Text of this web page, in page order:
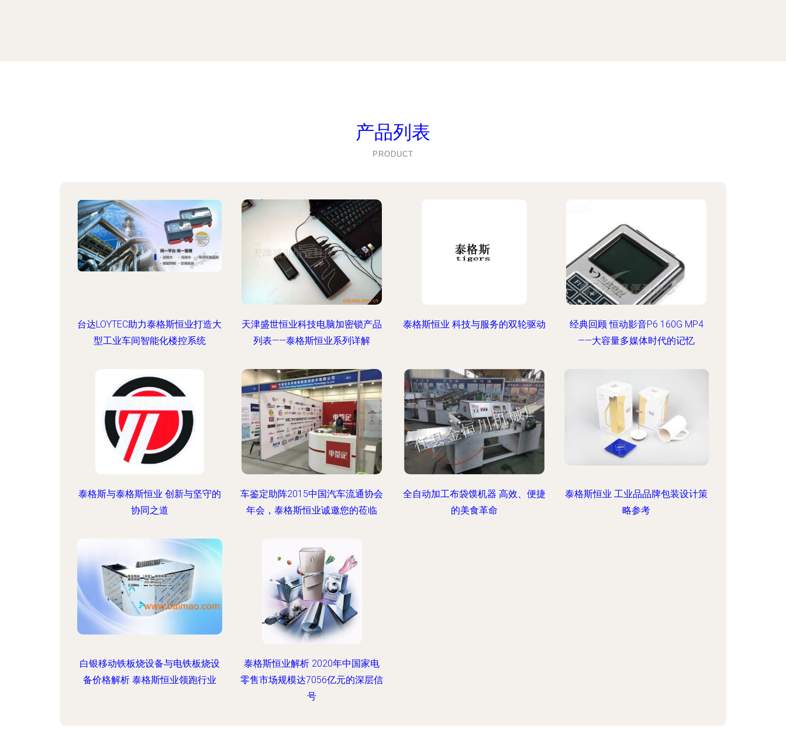
产品列表
PRODUCT
台达LOYTEC助力泰格斯恒业打造大
型工业车间智能化楼控系统
天津盛世恒业科技电脑加密锁产品
列表——泰格斯恒业系列详解
泰格斯恒业 科技与服务的双轮驱动
经典回顾 恒动影音P6 160G MP4
——大容量多媒体时代的记忆
泰格斯与泰格斯恒业 创新与坚守的
协同之道
车鉴定助阵2015中国汽车流通协会
年会，泰格斯恒业诚邀您的莅临
全自动加工布袋馍机器 高效、便捷
的美食革命
泰格斯恒业 工业品品牌包装设计策
略参考
白银移动铁板烧设备与电铁板烧设
备价格解析 泰格斯恒业领跑行业
泰格斯恒业解析 2020年中国家电
零售市场规模达7056亿元的深层信
号